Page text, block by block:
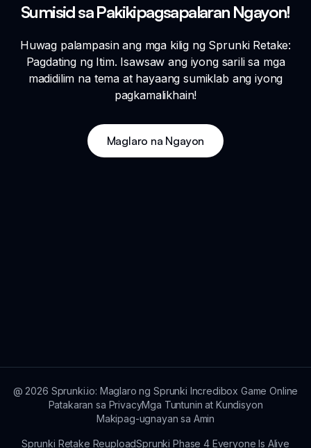
Sumisid sa Pakikipagsapalaran Ngayon!
Huwag palampasin ang mga kilig ng Sprunki Retake:
Pagdating ng Itim. Isawsaw ang iyong sarili sa mga
madidilim na tema at hayaang sumiklab ang iyong
pagkamalikhain!
Maglaro na Ngayon
@ 2026 Sprunki.io: Maglaro ng Sprunki Incredibox Game Online
Patakaran sa PrivacyMga Tuntunin at Kundisyon
Makipag-ugnayan sa Amin
Sprunki Retake ReuploadSprunki Phase 4 Everyone Is Alive